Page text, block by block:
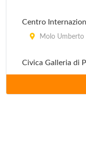
Centro
Molo
Civica Galleria di